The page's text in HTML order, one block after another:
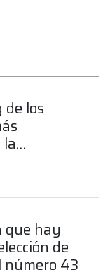
de los
que hay
de
número 43